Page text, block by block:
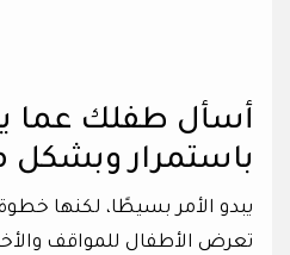
أسأل طفلك عما
باستمرار وبشكل
يبدو الأمر بسيطًا، لكنها
تعرض الأطفال للمواقف